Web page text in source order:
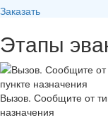
Заказать
Этапы
Вызов. Сообщите от
назначения